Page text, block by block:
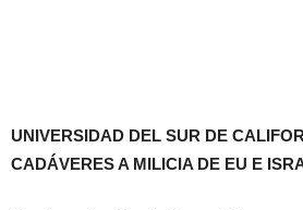
UNIVERSIDAD DEL SUR DE
CADÁVERES A MILICIA DE EU E